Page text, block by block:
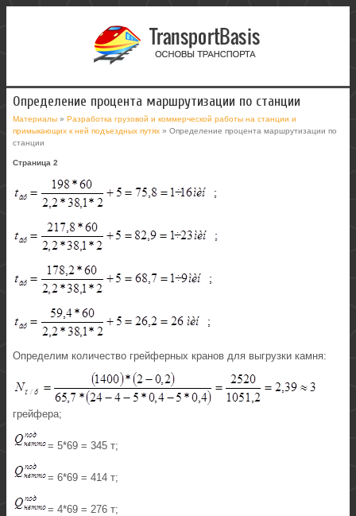
Определение процента маршрутизации по станции
Материалы » Разработка грузовой и коммерческой работы на станции и
примыкающих к ней подъездных путях » Определение процента маршрутизации по
станции
Страница 2
Определим количество грейферных кранов для выгрузки камня:
грейфера;
= 5*69 = 345 т;
= 6*69 = 414 т;
= 4*69 = 276 т;